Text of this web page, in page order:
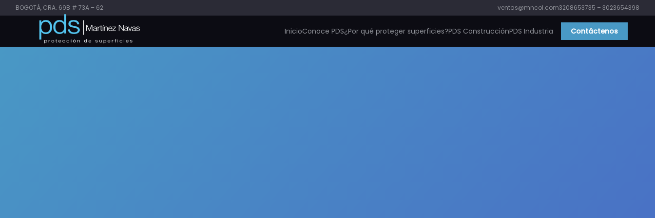
BOGOTÁ, CRA. 69B # 73A – 62 ventas@mncol.com3208653735 – 3023654398
InicioConoce PDS¿Por qué proteger superficies?PDS ConstrucciónPDS Industria Contáctenos